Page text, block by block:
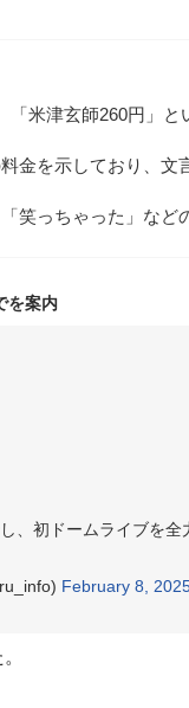
「米津玄師260円」と
金を示しており、文
笑っちゃった」など
を案内
、初ドームライブを全
February 8,